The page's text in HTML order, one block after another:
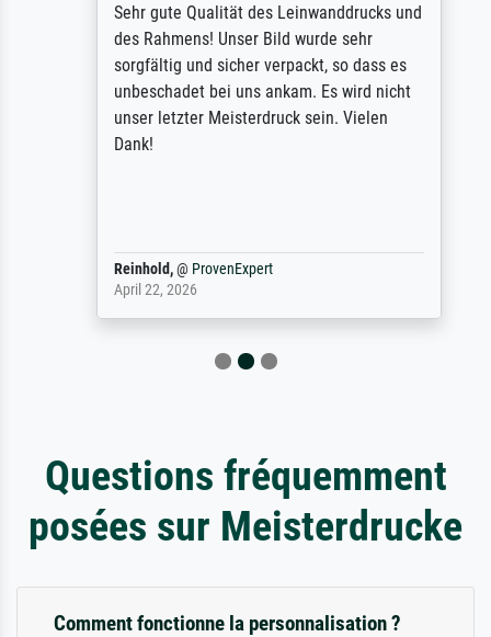
Sehr gute Qualität des Leinwanddrucks und
des Rahmens! Unser Bild wurde sehr
sorgfältig und sicher verpackt, so dass es
unbeschadet bei uns ankam. Es wird nicht
unser letzter Meisterdruck sein. Vielen
Dank!
Reinhold,@ProvenExpert
April 22, 2026
Questions fréquemment
posées sur Meisterdrucke
Comment fonctionne la personnalisation ?